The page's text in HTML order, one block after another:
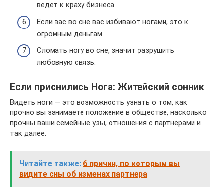
ведет к краху бизнеса.
Если вас во сне вас избивают ногами, это к
огромным деньгам.
Сломать ногу во сне, значит разрушить
любовную связь.
Если приснились Нога: Житейский сонник
Видеть ноги — это возможность узнать о том, как
прочно вы занимаете положение в обществе, насколько
прочны ваши семейные узы, отношения с партнерами и
так далее.
Читайте также: 6 причин, по которым вы
видите сны об изменах партнера